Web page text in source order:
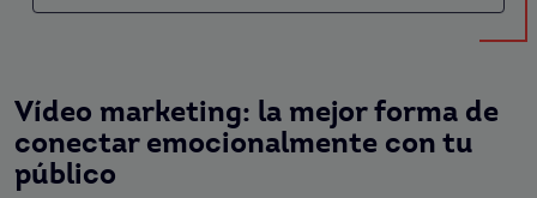
Vídeo marketing: la mejor forma de
conectar emocionalmente con tu
público